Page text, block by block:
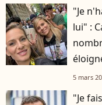
"Je
lui" :
ses
5 mars
"Je